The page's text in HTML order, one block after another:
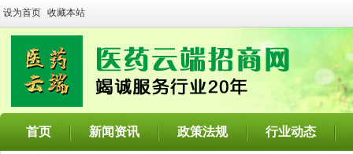
设为首页 收藏本站
首页 新闻资讯 政策法规 行业动态